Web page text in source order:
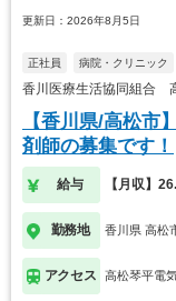
更新日：2026年8月5日
正社員 病院・クリニック
香川医療生活協同組合
【香川県/高松市
剤師の募集です！
給与 【月収】
勤務地 香川県 高松
アクセス 高松琴平電